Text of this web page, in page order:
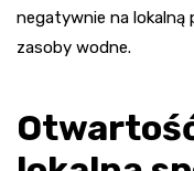
negatywnie na
zasoby wodne.